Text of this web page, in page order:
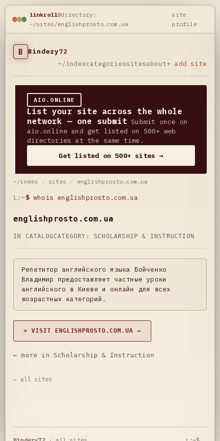
linkroll@directory:
~/sites/englishprosto.com.ua
site
profile
B Bindery72
~/indexcategoriessitesabout+ add site
AIO.ONLINE
List your site across the whole
network — one submit Submit once on
aio.online and get listed on 500+ web
directories at the same time.
Get listed on 500+ sites →
~/index / sites / englishprosto.com.ua
L:~$ whois englishprosto.com.ua
englishprosto.com.ua
IN CATALOGCATEGORY: SCHOLARSHIP & INSTRUCTION
Репетитор английского языка Бойченко
Владимир предоставляет частные уроки
английского в Киеве и онлайн для всех
возрастных категорий.
> VISIT ENGLISHPROSTO.COM.UA →
← more in Scholarship & Instruction
← all sites